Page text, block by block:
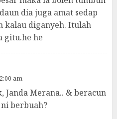
dia juga amat sedap
kalau diganyeh. Itulah
gitu.he he
am
Janda Merana.. & beracun
berbuah?